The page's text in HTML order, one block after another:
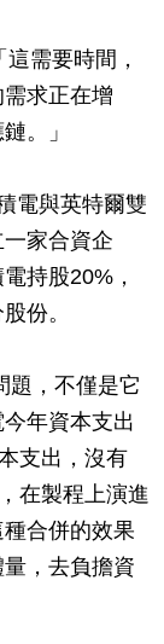
需要時間，
求正在增
。」
電與英特爾雙
家合資企
持股20%，
份。
題，不僅是它
年資本支出
支出，沒有
在製程上演進
合併的效果
，去負擔資